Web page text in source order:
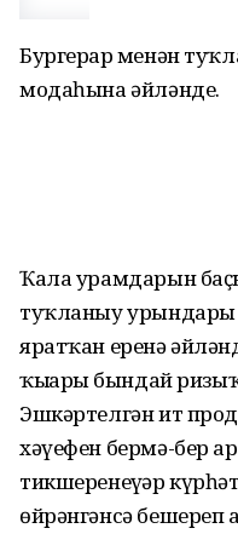
Бургерҙар менән
модаһына әйләнде.
Ҡала урамдарын
туҡланыу урындары
яратҡан еренә
ҡыҙҙарҙы бындай
Эшкәртелгән ит
хәүефен бермә-бер
тикшеренеүҙәр
өйрәнгәнсә бешереп